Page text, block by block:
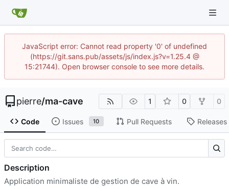
JavaScript error: Cannot read property '0' of undefined
(https://git.sans.pub/assets/js/index.js?v=1.25.4 @
15:21744). Open browser console to see more details.
pierre/ma-cave 1 0 0
Code Issues 10 Pull Requests Releases
Description
Application minimaliste de gestion de cave à vin.